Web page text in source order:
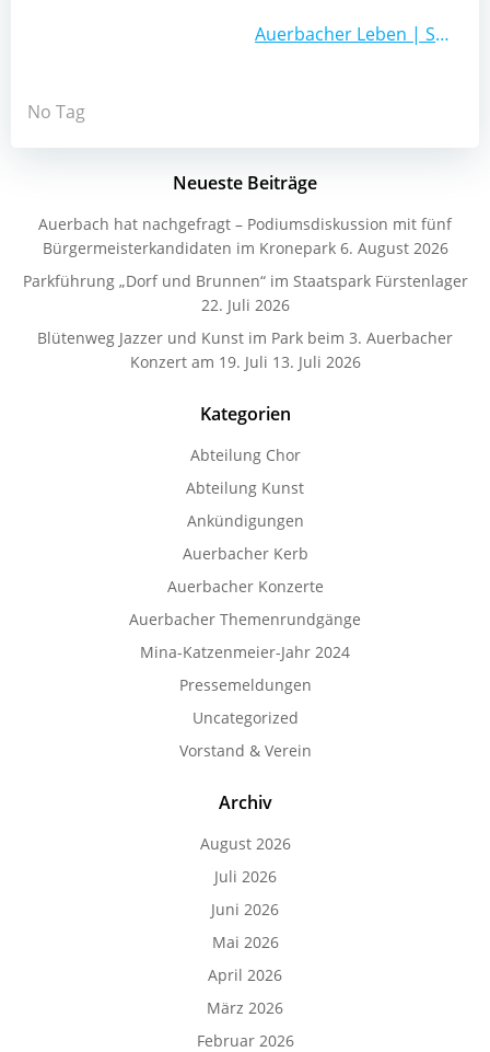
Beitragsnavigation Auerbacher Leben | September 2025
No Tag
Neueste Beiträge
Auerbach hat nachgefragt – Podiumsdiskussion mit fünf
Bürgermeisterkandidaten im Kronepark 6. August 2026
Parkführung „Dorf und Brunnen“ im Staatspark Fürstenlager
22. Juli 2026
Blütenweg Jazzer und Kunst im Park beim 3. Auerbacher
Konzert am 19. Juli 13. Juli 2026
Kategorien
Abteilung Chor
Abteilung Kunst
Ankündigungen
Auerbacher Kerb
Auerbacher Konzerte
Auerbacher Themenrundgänge
Mina-Katzenmeier-Jahr 2024
Pressemeldungen
Uncategorized
Vorstand & Verein
Archiv
August 2026
Juli 2026
Juni 2026
Mai 2026
April 2026
März 2026
Februar 2026